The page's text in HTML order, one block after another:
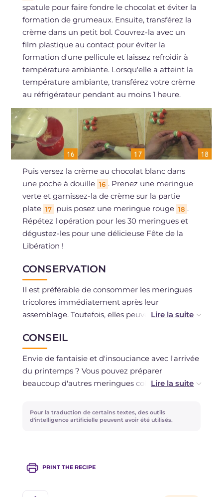
spatule pour faire fondre le chocolat et éviter la
formation de grumeaux. Ensuite, transférez la
crème dans un petit bol. Couvrez-la avec un
film plastique au contact pour éviter la
formation d'une pellicule et laissez refroidir à
température ambiante. Lorsqu'elle a atteint la
température ambiante, transférez votre crème
au réfrigérateur pendant au moins 1 heure.
Puis versez la crème au chocolat blanc dans
une poche à douille 16 . Prenez une meringue
verte et garnissez-la de crème sur la partie
plate 17 puis posez une meringue rouge 18 .
Répétez l'opération pour les 30 meringues et
dégustez-les pour une délicieuse Fête de la
Libération !
CONSERVATION
Il est préférable de consommer les meringues
tricolores immédiatement après leur
assemblage. Toutefois, elles peuvent être
hermétique pendant au maximum 2 jours,
même si elles perdront un peu de leur croquant
caractéristique.
Vous pouvez préparer les meringues tricolores à
métal, à l'abri de l'humidité.
CONSEIL
Envie de fantaisie et d'insouciance avec l'arrivée
du printemps ? Vous pouvez préparer
beaucoup d'autres meringues colorées en
le plus pour un arc-en-ciel de meringues sur la
table !
Pour la traduction de certains textes, des outils
d'intelligence artificielle peuvent avoir été utilisés.
PRINT THE RECIPE